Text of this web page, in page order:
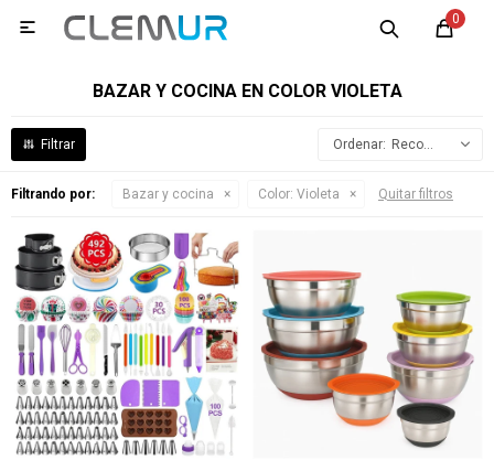
0

BAZAR Y COCINA EN COLOR VIOLETA
Recomendados
Filtrando por: Bazar y cocina Color: Violeta Quitar filtros